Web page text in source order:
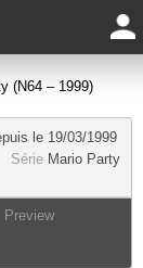
(N64 – 1999)
le 19/03/1999
Série Mario Party
Preview